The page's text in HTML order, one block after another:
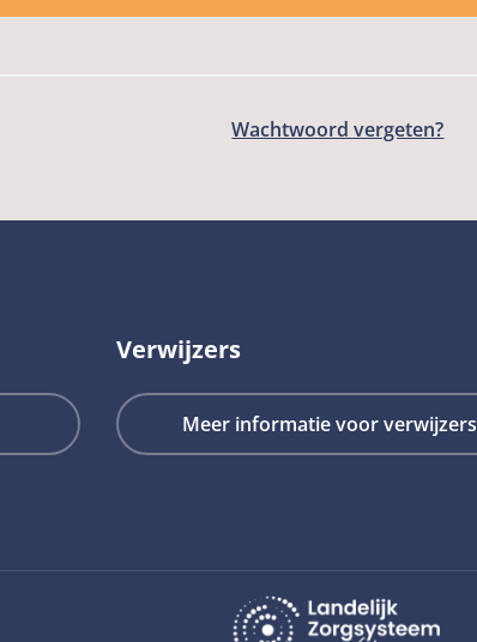
Wachtwoord vergeten?
Verwijzers
Meer informatie voor verwijzers